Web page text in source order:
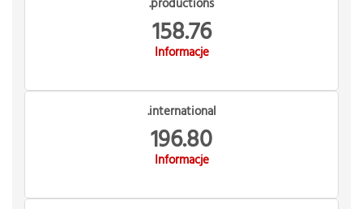
.productions
158.76
Informacje
.international
196.80
Informacje